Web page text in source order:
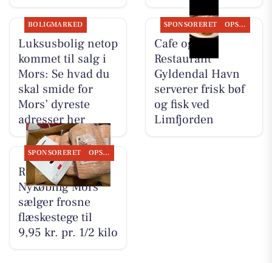
BOLIGMARKED
Luksusbolig netop
kommet til salg i
Mors: Se hvad du
skal smide for
Mors’ dyreste
adresser her
SPONSORERET OPSLAGSTAVLEN
Cafe og
Restaurant
Gyldendal Havn
serverer frisk bøf
og fisk ved
Limfjorden
SPONSORERET OPSLAGSTAVLEN
REMA 1000
Nykøbing Mors
sælger frosne
flæskestege til
9,95 kr. pr. 1/2 kilo